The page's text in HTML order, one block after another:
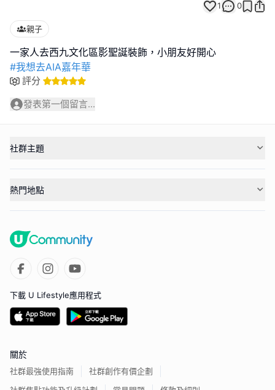
1 0
親子
#我想去AIA嘉年華
評分
發表第一個留言...
社群主題
熱門地點
下載 U Lifestyle應用程式
關於
社群最強使用指南
社群創作有價企劃